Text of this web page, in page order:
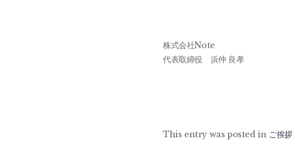
株式会社Note
代表取締役 浜仲 良孝
This entry was posted in ご挨拶